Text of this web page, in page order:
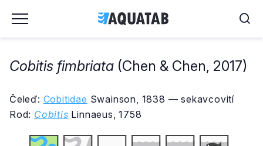
Cobitis fimbriata (Chen & Chen, 2017)
Čeleď: Cobitidae Swainson, 1838 — sekavcovití
Rod: Cobitis Linnaeus, 1758